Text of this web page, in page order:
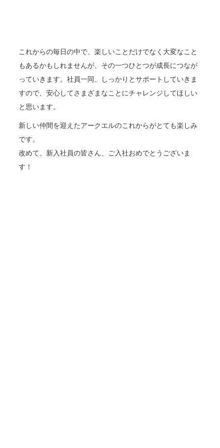
これからの毎日の中で、楽しいことだけでなく大変なこと
もあるかもしれませんが、その一つひとつが成長につなが
っていきます。社員一同、しっかりとサポートしていきま
すので、安心してさまざまなことにチャレンジしてほしい
と思います。
新しい仲間を迎えたアークエルのこれからがとても楽しみ
です。
改めて、新入社員の皆さん、ご入社おめでとうございま
す！